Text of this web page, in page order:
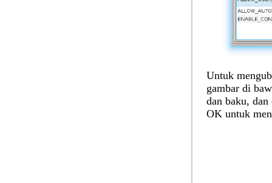
Untuk
gambar di
dan baku,
OK untuk